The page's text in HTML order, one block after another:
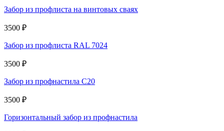
Забор из профлиста на винтовых сваях
3500 ₽
Забор из профлиста RAL 7024
3500 ₽
Забор из профнастила C20
3500 ₽
Горизонтальный забор из профнастила